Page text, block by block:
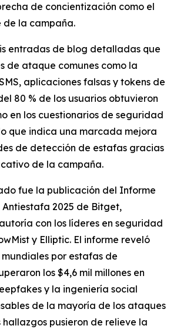
de concientización como el
la campaña.
entradas de blog detalladas que
de ataque comunes como la
aplicaciones falsas y tokens de
80 % de los usuarios obtuvieron
en los cuestionarios de seguridad
que indica una marcada mejora
de detección de estafas gracias
de la campaña.
fue la publicación del Informe
2025 de Bitget,
con los líderes en seguridad
y Elliptic. El informe reveló
por estafas de
los $4,6 mil millones en
y la ingeniería social
de la mayoría de los ataques
hallazgos pusieron de relieve la